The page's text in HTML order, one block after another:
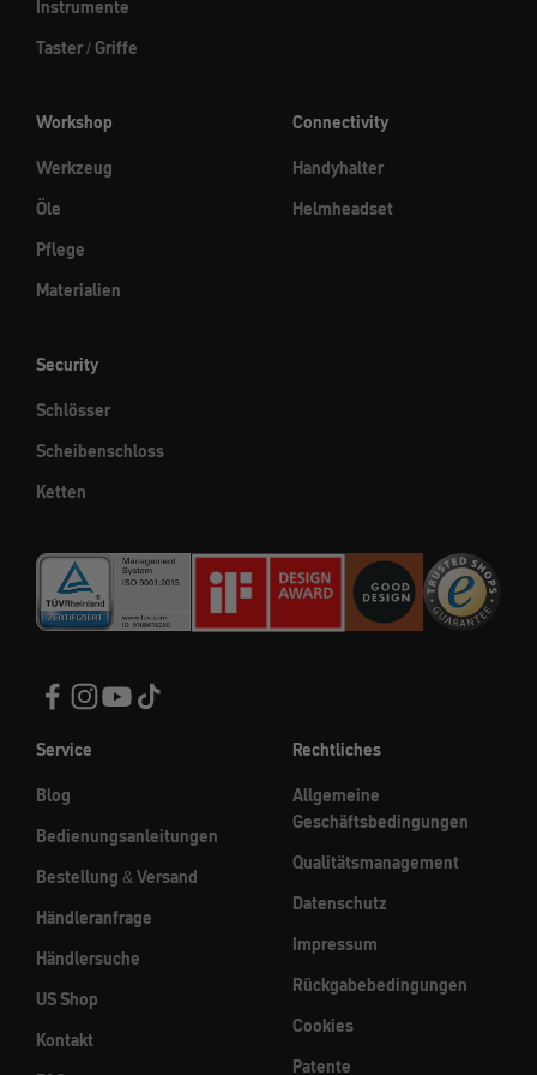
Instrumente
Taster / Griffe
Workshop
Werkzeug
Öle
Pflege
Materialien
Connectivity
Handyhalter
Helmheadset
Security
Schlösser
Scheibenschloss
Ketten
Service
Blog
Bedienungsanleitungen
Bestellung & Versand
Händleranfrage
Händlersuche
US Shop
Kontakt
Rechtliches
Allgemeine
Geschäftsbedingungen
Qualitätsmanagement
Datenschutz
Impressum
Rückgabebedingungen
Cookies
Patente